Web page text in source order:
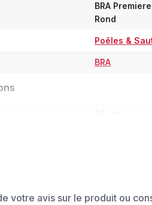
BRA
Rond
Poêles &
BRA
votre avis sur le produit ou